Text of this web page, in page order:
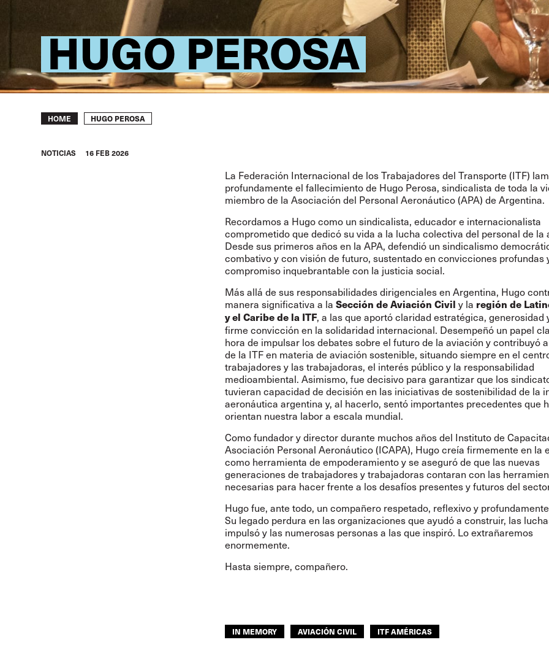
HUGO PEROSA
Breadcrumb
HOME HUGO PEROSA
NOTICIAS 16 FEB 2026
La Federación Internacional de los Trabajadores del Transporte (ITF)
profundamente el fallecimiento de Hugo Perosa, sindicalista de toda la
miembro de la Asociación del Personal Aeronáutico (APA) de Argentina.
Recordamos a Hugo como un sindicalista, educador e internacionalista
comprometido que dedicó su vida a la lucha colectiva del personal de la
Desde sus primeros años en la APA, defendió un sindicalismo
combativo y con visión de futuro, sustentado en convicciones profundas
compromiso inquebrantable con la justicia social.
Más allá de sus responsabilidades dirigenciales en Argentina, Hugo
manera significativa a la Sección de Aviación Civil y la región de
y el Caribe de la ITF, a las que aportó claridad estratégica, generosidad
firme convicción en la solidaridad internacional. Desempeñó un papel
hora de impulsar los debates sobre el futuro de la aviación y contribuyó
de la ITF en materia de aviación sostenible, situando siempre en el
trabajadores y las trabajadoras, el interés público y la responsabilidad
medioambiental. Asimismo, fue decisivo para garantizar que los
tuvieran capacidad de decisión en las iniciativas de sostenibilidad de la
aeronáutica argentina y, al hacerlo, sentó importantes precedentes que
orientan nuestra labor a escala mundial.
Como fundador y director durante muchos años del Instituto de
Asociación Personal Aeronáutico (ICAPA), Hugo creía firmemente en la
como herramienta de empoderamiento y se aseguró de que las nuevas
generaciones de trabajadores y trabajadoras contaran con las
necesarias para hacer frente a los desafíos presentes y futuros del
Hugo fue, ante todo, un compañero respetado, reflexivo y
Su legado perdura en las organizaciones que ayudó a construir, las
impulsó y las numerosas personas a las que inspiró. Lo extrañaremos
enormemente.
Hasta siempre, compañero.
IN MEMORY AVIACIÓN CIVIL ITF AMÉRICAS